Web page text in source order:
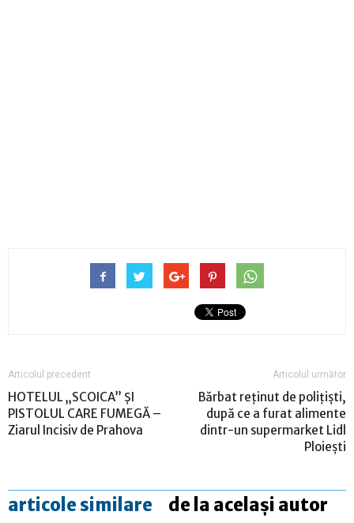
Articolul precedent
HOTELUL „SCOICA” ȘI
PISTOLUL CARE FUMEGĂ –
Ziarul Incisiv de Prahova
Articolul următor
Bărbat reținut de polițiști,
după ce a furat alimente
dintr-un supermarket Lidl
Ploiești
articole similare de la același autor